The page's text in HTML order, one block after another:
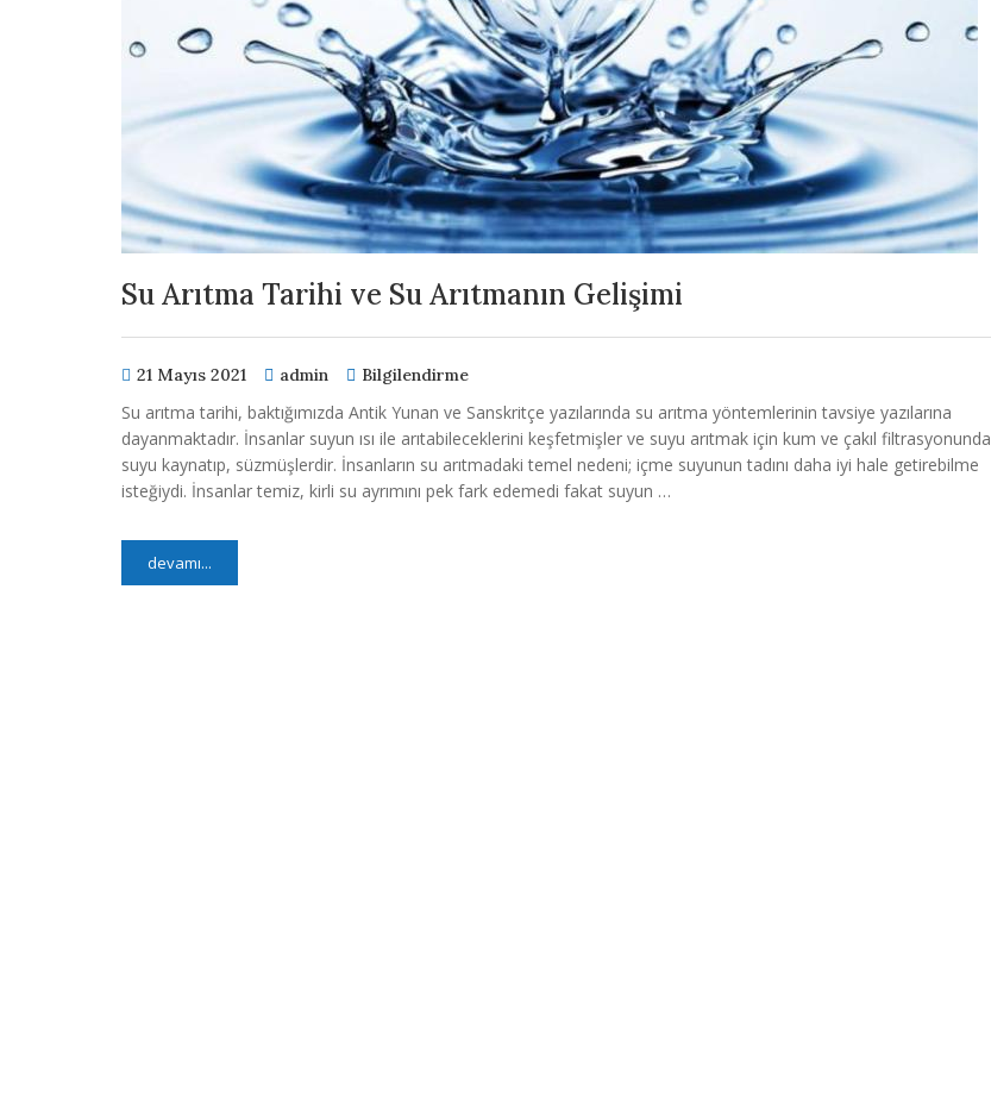
Su Arıtma Tarihi ve Su Arıtmanın Gelişimi
21 Mayıs 2021 admin Bilgilendirme
Su arıtma tarihi, baktığımızda Antik Yunan ve Sanskritçe yazılarında su arıtma yöntemlerinin tavsiye yazılarına
dayanmaktadır. İnsanlar suyun ısı ile arıtabileceklerini keşfetmişler ve suyu arıtmak için kum ve çakıl filtrasyonunda
suyu kaynatıp, süzmüşlerdir. İnsanların su arıtmadaki temel nedeni; içme suyunun tadını daha iyi hale getirebilme
isteğiydi. İnsanlar temiz, kirli su ayrımını pek fark edemedi fakat suyun …
devamı...